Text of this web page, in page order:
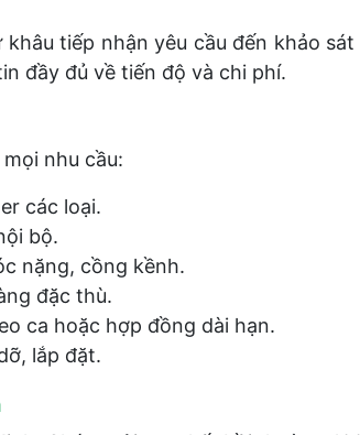
tiếp nhận yêu cầu đến khảo
đầy đủ về tiến độ và chi phí.
nhu cầu:
các loại.
bộ.
nặng, cồng kềnh.
đặc thù.
ca hoặc hợp đồng dài hạn.
lắp đặt.